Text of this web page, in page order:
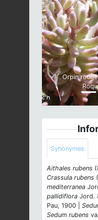
Orpin
Previous
Synonymes
Aithales rubens
Crassula rubens
mediterranea
pallidiflora Jord.
Pau, 1900 |
Sedum rubens